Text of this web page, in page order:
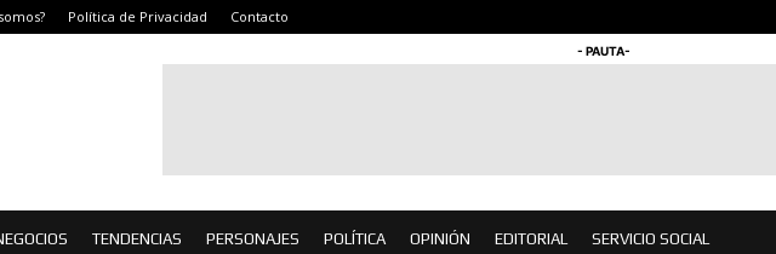
Política de Privacidad Contacto
- PAUTA-
TENDENCIAS PERSONAJES POLÍTICA OPINIÓN EDITORIAL SERVICIO SOCIAL